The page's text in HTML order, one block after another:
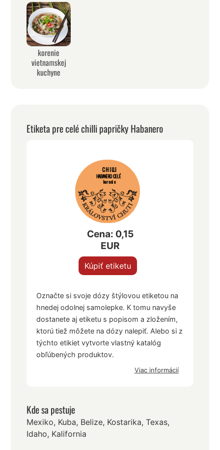
korenie
vietnamskej
kuchyne
Etiketa pre celé chilli papričky Habanero
CHILLI
HABANERO CELÉ
korenie
Cena: 0,15
EUR
Kúpiť etiketu
Označte si svoje dózy štýlovou etiketou na
hnedej odolnej samolepke. K tomu navyše
dostanete aj etiketu s popisom a zložením,
ktorú tiež môžete na dózy nalepiť. Alebo si z
týchto etikiet vytvorte vlastný katalóg
obľúbených produktov.
Viac informácií
Kde sa pestuje
Mexiko, Kuba, Belize, Kostarika, Texas,
Idaho, Kalifornia